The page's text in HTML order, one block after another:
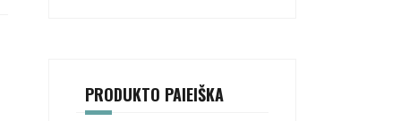
PRODUKTO PAIEIŠKA